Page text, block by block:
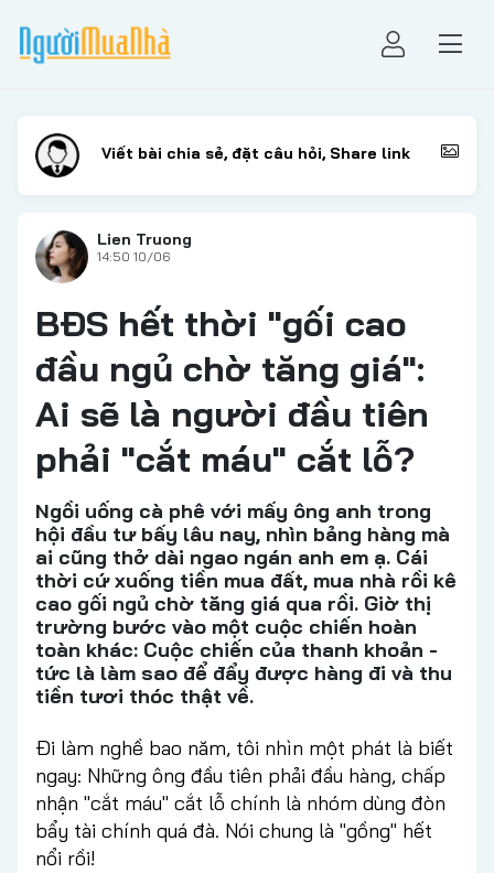
Lien Truong
14:50 10/06
BĐS hết thời "gối cao
đầu ngủ chờ tăng giá":
Ai sẽ là người đầu tiên
phải "cắt máu" cắt lỗ?
Ngồi uống cà phê với mấy ông anh trong
hội đầu tư bấy lâu nay, nhìn bảng hàng mà
ai cũng thở dài ngao ngán anh em ạ. Cái
thời cứ xuống tiền mua đất, mua nhà rồi kê
cao gối ngủ chờ tăng giá qua rồi. Giờ thị
trường bước vào một cuộc chiến hoàn
toàn khác: Cuộc chiến của thanh khoản -
tức là làm sao để đẩy được hàng đi và thu
tiền tươi thóc thật về.
Đi làm nghề bao năm, tôi nhìn một phát là biết
ngay: Những ông đầu tiên phải đầu hàng, chấp
nhận "cắt máu" cắt lỗ chính là nhóm dùng đòn
bẩy tài chính quá đà. Nói chung là "gồng" hết
nổi rồi!